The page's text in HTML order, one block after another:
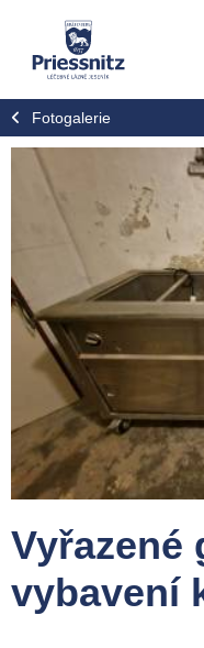
Fotogalerie
Vyřazené
vybavení